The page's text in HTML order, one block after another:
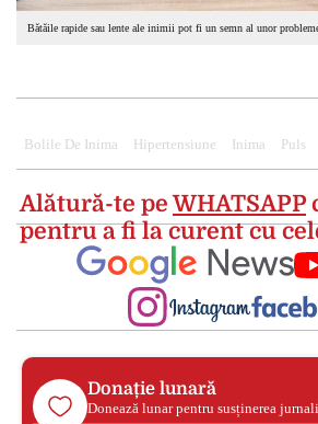
Bătăile rapide sau lente ale inimii pot fi un semn al unor
Bolile De Inima Hipertensiune Inima Puls
Alătură-te peWHATSAPP
pentru a fi la curent cu
Donație lunară
Donează lunar pentru susținerea